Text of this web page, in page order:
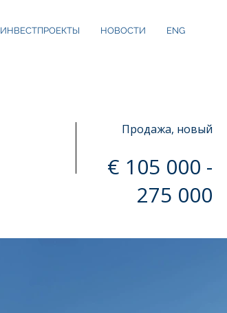
ИНВЕСТПРОЕКТЫ НОВОСТИ ENG
Продажа, новый
€ 105 000 -
275 000